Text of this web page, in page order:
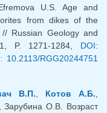
U.S. Age and
from dikes of the
Russian Geology and
P. 1271-1284, DOI:
ссылка)
10.2113/RGG20244751
В.П. Котов А.Б.
, Зарубина О.В. Возраст